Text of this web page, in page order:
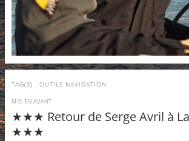
TAG(S) : OUTILS NAVIGATION
★★★ Retour de Serge Avril à
★★★
MIS EN AVANT